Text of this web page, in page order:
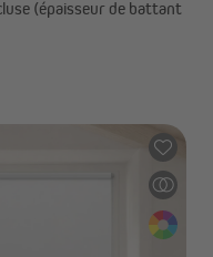
(épaisseur de battant